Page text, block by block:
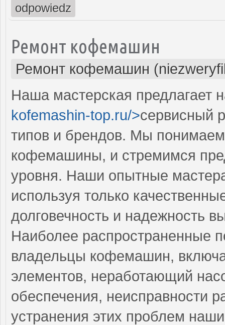
odpowiedz
Ремонт кофемашин
Ремонт кофемашин
Наша мастерская предлагает
kofemashin-top.ru/>сервисный
типов и брендов. Мы
кофемашины, и стремимся
уровня. Наши опытные
используя только
долговечность и надежность
Наиболее распространенные
владельцы кофемашин,
элементов, неработающий
обеспечения, неисправности
устранения этих проблем